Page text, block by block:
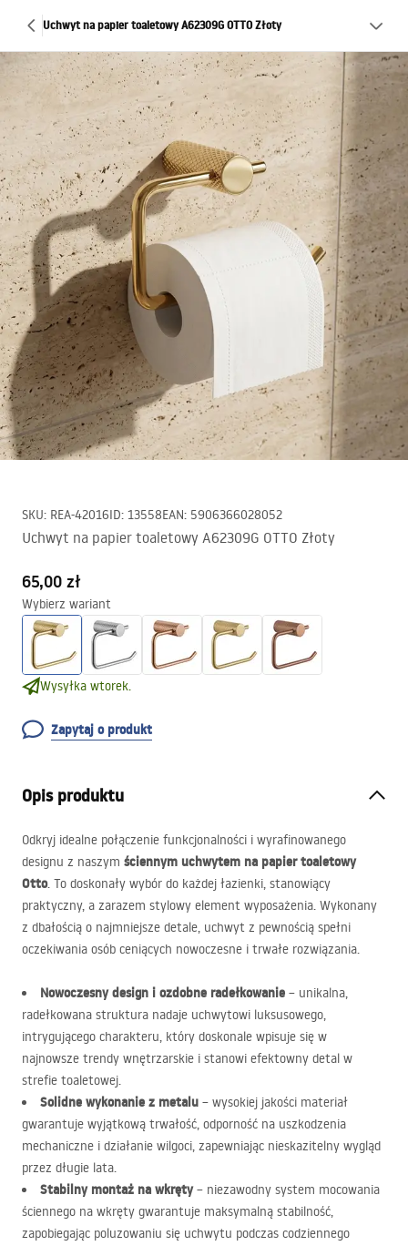
Uchwyt na papier toaletowy A62309G OTTO Złoty
SKU: REA-42016ID: 13558EAN: 5906366028052
Uchwyt na papier toaletowy A62309G OTTO Złoty
65,00 zł
Wybierz wariant
Wysyłka wtorek.
Zapytaj o produkt
Opis produktu
Odkryj idealne połączenie funkcjonalności i wyrafinowanego
designu z naszym ściennym uchwytem na papier toaletowy
Otto. To doskonały wybór do każdej łazienki, stanowiący
praktyczny, a zarazem stylowy element wyposażenia. Wykonany
z dbałością o najmniejsze detale, uchwyt z pewnością spełni
oczekiwania osób ceniących nowoczesne i trwałe rozwiązania.
Nowoczesny design i ozdobne radełkowanie – unikalna,
radełkowana struktura nadaje uchwytowi luksusowego,
intrygującego charakteru, który doskonale wpisuje się w
najnowsze trendy wnętrzarskie i stanowi efektowny detal w
strefie toaletowej.
Solidne wykonanie z metalu – wysokiej jakości materiał
gwarantuje wyjątkową trwałość, odporność na uszkodzenia
mechaniczne i działanie wilgoci, zapewniając nieskazitelny wygląd
przez długie lata.
Stabilny montaż na wkręty– niezawodny system mocowania
ściennego na wkręty gwarantuje maksymalną stabilność,
zapobiegając poluzowaniu się uchwytu podczas codziennego